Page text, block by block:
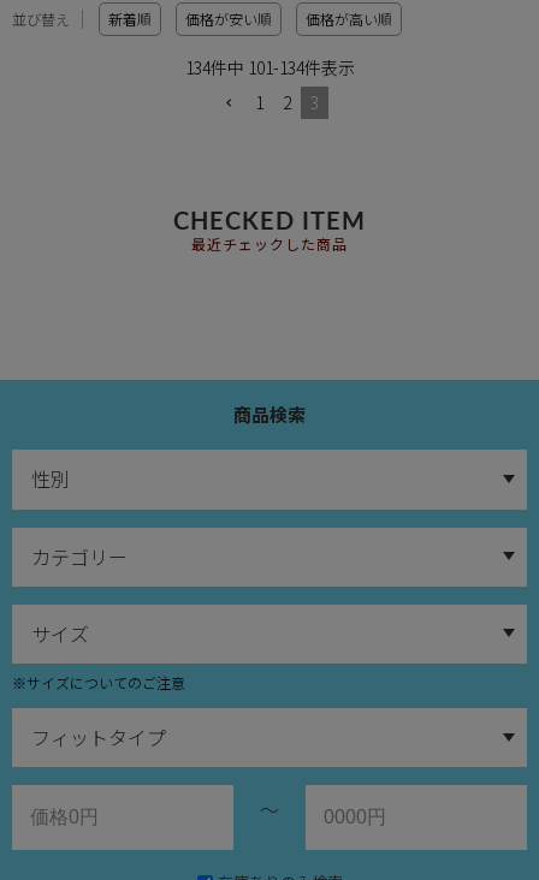
並び替え 新着順 価格が安い順 価格が高い順
134件中 101-134件表示
1
2 3
CHECKED ITEM
最近チェックした商品
商品検索
※サイズについてのご注意
～